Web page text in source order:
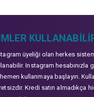
üyeliği olan herkes
Instagram hesabınızla
kullanmaya başlayın.
Kredi satın almadıkça